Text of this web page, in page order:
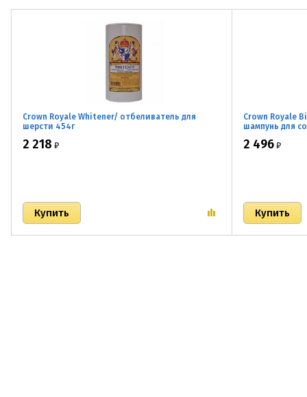
Crown Royale Whitener/ отбеливатель для
шерсти 454г
2 218 ₽
Crown Royale
шампунь для
2 496 ₽